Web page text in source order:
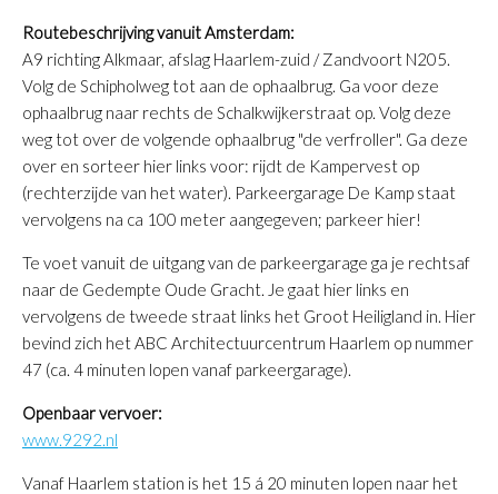
Routebeschrijving vanuit Amsterdam:
A9 richting Alkmaar, afslag Haarlem-zuid / Zandvoort N205.
Volg de Schipholweg tot aan de ophaalbrug. Ga voor deze
ophaalbrug naar rechts de Schalkwijkerstraat op. Volg deze
weg tot over de volgende ophaalbrug "de verfroller". Ga deze
over en sorteer hier links voor: rijdt de Kampervest op
(rechterzijde van het water). Parkeergarage De Kamp staat
vervolgens na ca 100 meter aangegeven; parkeer hier!
Te voet vanuit de uitgang van de parkeergarage ga je rechtsaf
naar de Gedempte Oude Gracht. Je gaat hier links en
vervolgens de tweede straat links het Groot Heiligland in. Hier
bevind zich het ABC Architectuurcentrum Haarlem op nummer
47 (ca. 4 minuten lopen vanaf parkeergarage).
Openbaar vervoer:
www.9292.nl
Vanaf Haarlem station is het 15 á 20 minuten lopen naar het